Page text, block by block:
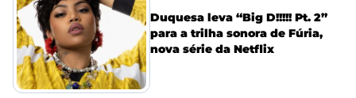
Duquesa leva “Big D!!!!! Pt. 2”
para a trilha sonora de Fúria,
nova série da Netflix